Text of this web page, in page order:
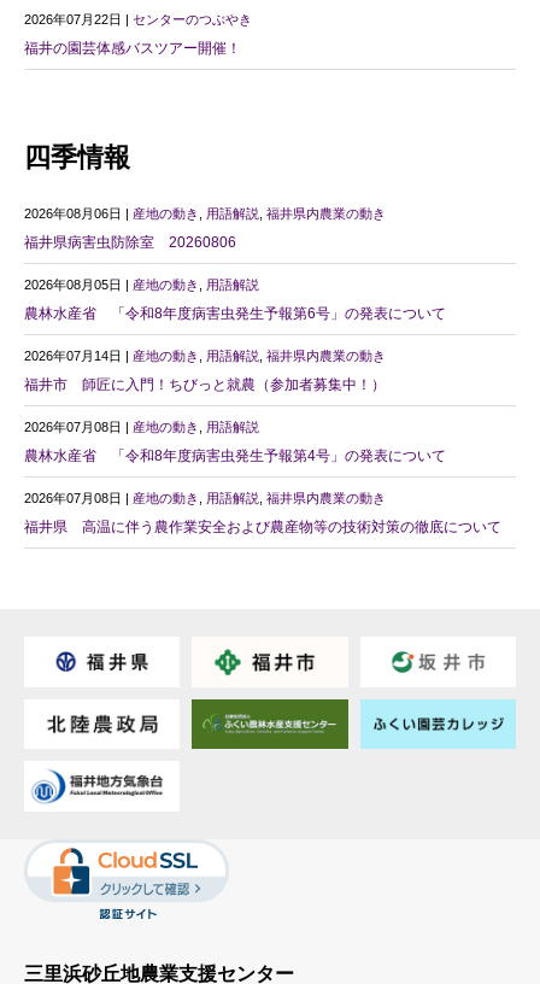
2026年07月22日 | センターのつぶやき
福井の園芸体感バスツアー開催！
四季情報
2026年08月06日 | 産地の動き 用語解説 福井県内農業の動き
福井県病害虫防除室 20260806
2026年08月05日 | 産地の動き 用語解説
農林水産省 「令和8年度病害虫発生予報第6号」の発表について
2026年07月14日 | 産地の動き 用語解説 福井県内農業の動き
福井市 師匠に入門！ちびっと就農（参加者募集中！）
2026年07月08日 | 産地の動き 用語解説
農林水産省 「令和8年度病害虫発生予報第4号」の発表について
2026年07月08日 | 産地の動き 用語解説 福井県内農業の動き
福井県 高温に伴う農作業安全および農産物等の技術対策の徹底について
三里浜砂丘地農業支援センター